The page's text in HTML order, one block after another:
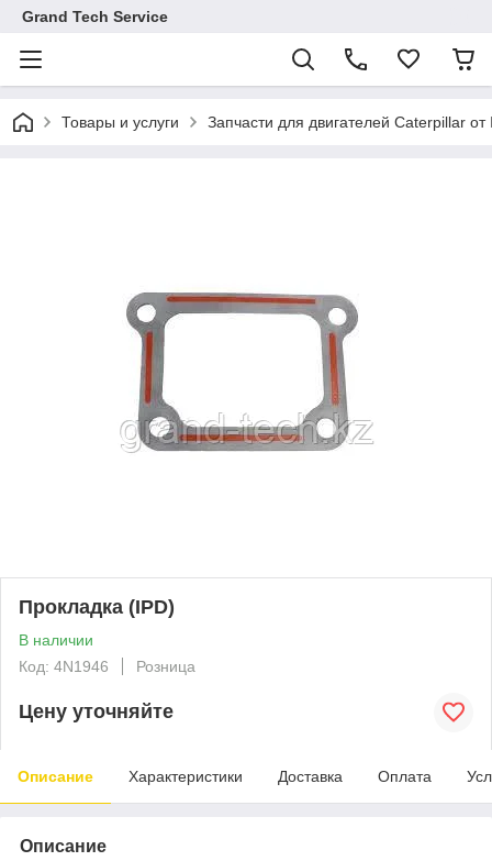
Grand Tech Service
Товары и услуги Запчасти для двигателей Caterpillar от
Прокладка (IPD)
В наличии
Код: 4N1946
Розница
Цену уточняйте
Описание Характеристики Доставка Оплата
Описание